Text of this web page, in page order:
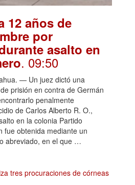
12 años de
por
asalto en
. 09:50
— Un juez dictó una
prisión en contra de Germán
penalmente
de Carlos Alberto R. O.,
en la colonia Partido
fue obtenida mediante un
abreviado, en el que …